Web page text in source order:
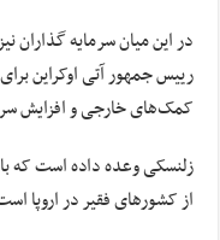
در این میان سرمایه گذاران
رییس جمهور آتی اوکراین
کمک‌های خارجی و افزایش
از کشورهای فقیر در اروپا